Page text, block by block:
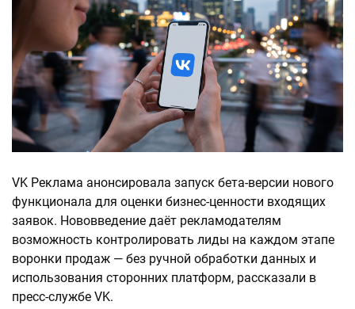
VK Реклама анонсировала запуск бета-версии нового
функционала для оценки бизнес-ценности входящих
заявок. Нововведение даёт рекламодателям
возможность контролировать лиды на каждом этапе
воронки продаж — без ручной обработки данных и
использования сторонних платформ, рассказали в
пресс-службе VK.